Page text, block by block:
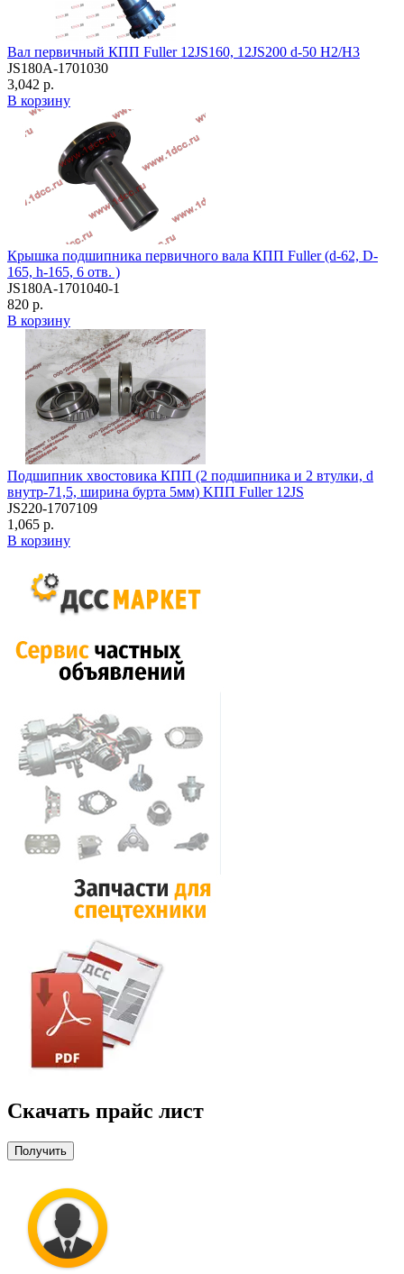
Вал первичный КПП Fuller 12JS160, 12JS200 d-50 H2/H3
JS180A-1701030
3,042 р.
В корзину
Крышка подшипника первичного вала КПП Fuller (d-62, D-
165, h-165, 6 отв. )
JS180A-1701040-1
820 р.
В корзину
Подшипник хвостовика КПП (2 подшипника и 2 втулки, d
внутр-71,5, ширина бурта 5мм) KПП Fuller 12JS
JS220-1707109
1,065 р.
В корзину
Скачать прайс лист
Получить